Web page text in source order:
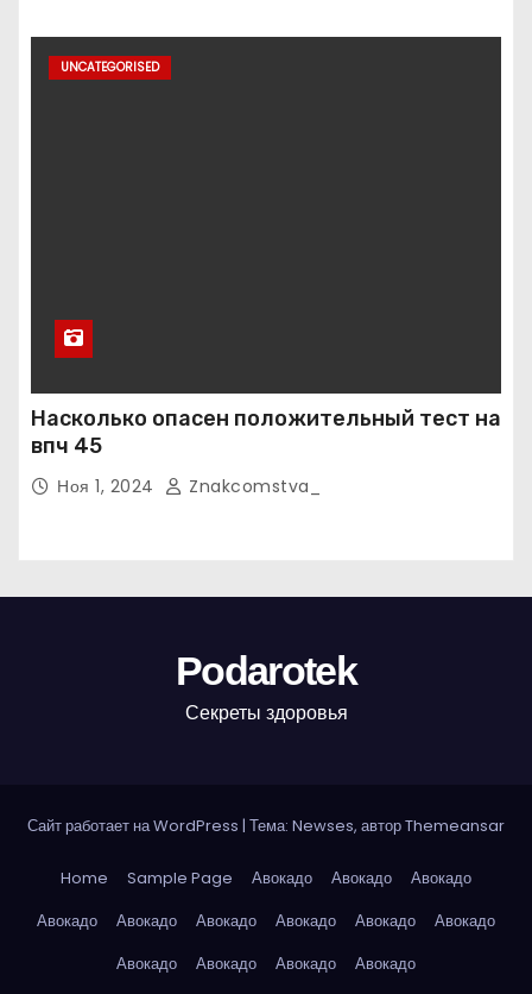
UNCATEGORISED
Насколько опасен положительный тест на
впч 45
Ноя 1, 2024 Znakcomstva_
Podarotek
Секреты здоровья
Сайт работает на WordPress | Тема: Newses, авторThemeansar
Home Sample Page Авокадо Авокадо
Авокадо
Авокадо
Авокадо Авокадо Авокадо Авокадо
Авокадо
Авокадо
Авокадо Авокадо
Авокадо